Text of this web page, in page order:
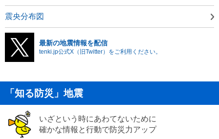
震央分布図
最新の地震情報を配信
tenki.jp公式X（旧Twitter）をご利用ください。
「知る防災」地震
いざという時にあわてないために
確かな情報と行動で防災力アップ